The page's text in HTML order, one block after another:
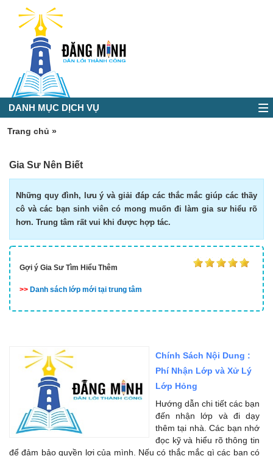
DANH MỤC DỊCH VỤ
Trang chủ »
Gia Sư Nên Biết
Những quy đình, lưu ý và giải đáp các thắc mắc giúp các thầy
cô và các bạn sinh viên có mong muốn đi làm gia sư hiểu rõ
hơn. Trung tâm rất vui khi được hợp tác.
Gợi ý Gia Sư Tìm Hiểu Thêm
>> Danh sách lớp mới tại trung tâm
Chính Sách Nội Dung :
Phí Nhận Lớp và Xử Lý
Lớp Hỏng
Hướng dẫn chi tiết các bạn
đến nhận lớp và đi dạy
thêm tại nhà. Các bạn nhớ
đọc kỹ và hiểu rõ thông tin
để đảm bảo quyền lợi của mình. Nếu có thắc mắc gì các bạn có